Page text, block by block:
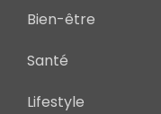
Bien-être
Santé
Lifestyle